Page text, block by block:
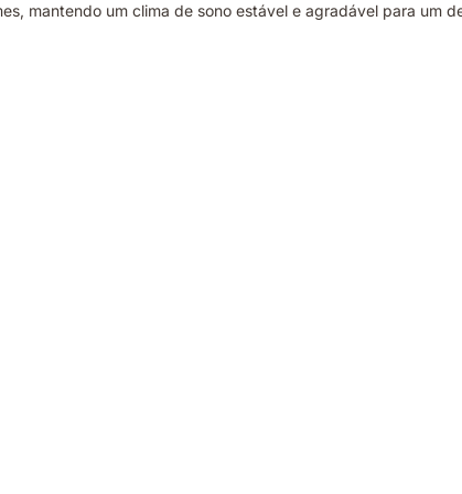
mantendo um clima de sono estável e agradável para um